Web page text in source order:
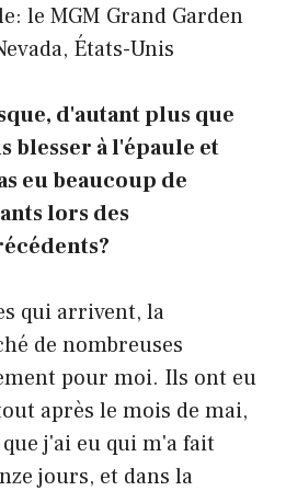
le MGM Grand Garden
États-Unis
d'autant plus que
blesser à l'épaule et
eu beaucoup de
lors des
qui arrivent, la
de nombreuses
pour moi. Ils ont eu
après le mois de mai,
j'ai eu qui m'a fait
jours, et dans la